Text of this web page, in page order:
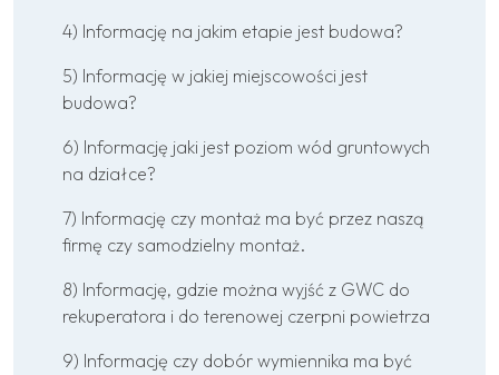
4) Informację na jakim etapie jest budowa?
5) Informację w jakiej miejscowości jest
budowa?
6) Informację jaki jest poziom wód gruntowych
na działce?
7) Informację czy montaż ma być przez naszą
firmę czy samodzielny montaż.
8) Informację, gdzie można wyjść z GWC do
rekuperatora i do terenowej czerpni powietrza
9) Informację czy dobór wymiennika ma być